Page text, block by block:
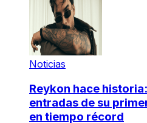
Noticias
Reykon hace
entradas de su
en tiempo récord